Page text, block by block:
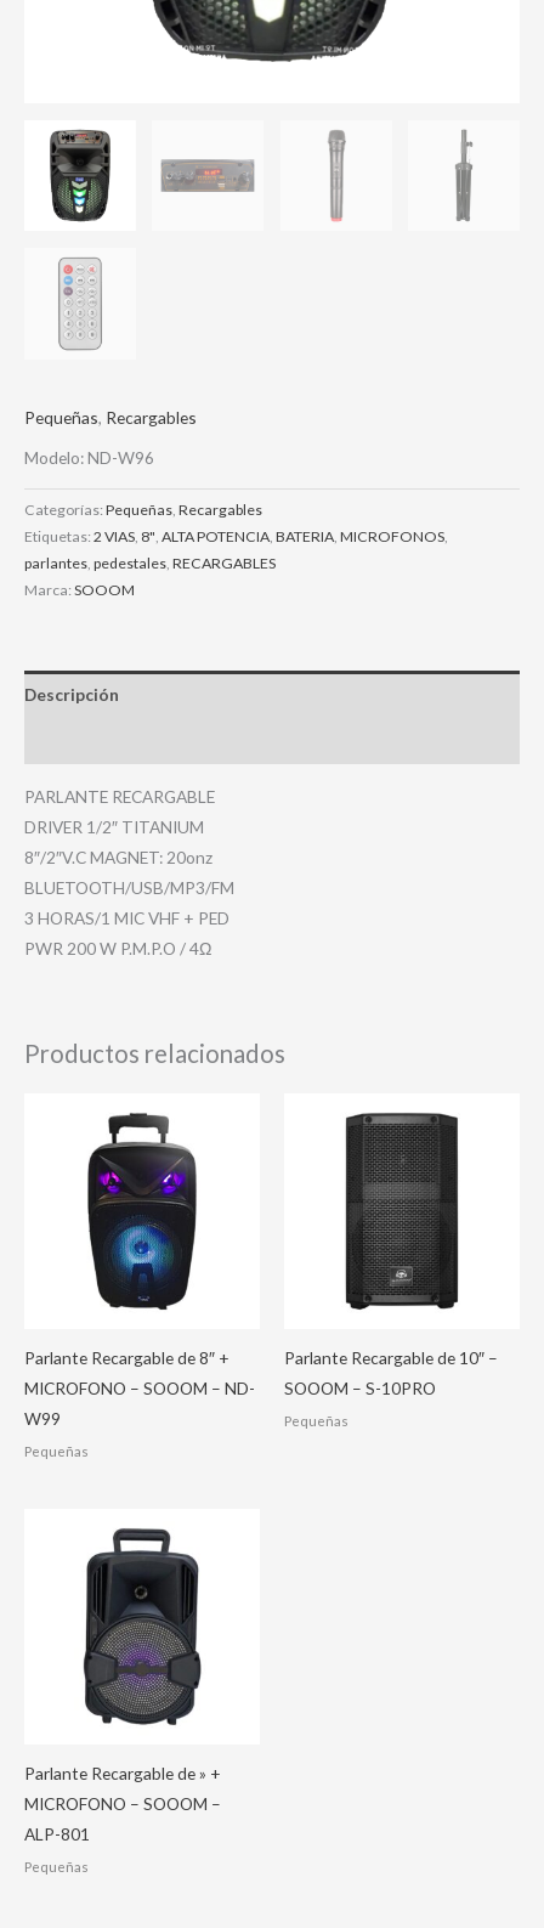
Pequeñas, Recargables
Modelo: ND-W96
Categorías: Pequeñas, Recargables
Etiquetas: 2 VIAS, 8", ALTA POTENCIA, BATERIA, MICROFONOS,
parlantes, pedestales, RECARGABLES
Marca: SOOOM
Descripción
PARLANTE RECARGABLE
DRIVER 1/2″ TITANIUM
8″/2″V.C MAGNET: 20onz
BLUETOOTH/USB/MP3/FM
3 HORAS/1 MIC VHF + PED
PWR 200 W P.M.P.O / 4Ω
Productos relacionados
Parlante Recargable de 8″ +
MICROFONO – SOOOM – ND-
W99
Pequeñas
Parlante Recargable de 10″ –
SOOOM – S-10PRO
Pequeñas
Parlante Recargable de » +
MICROFONO – SOOOM –
ALP-801
Pequeñas